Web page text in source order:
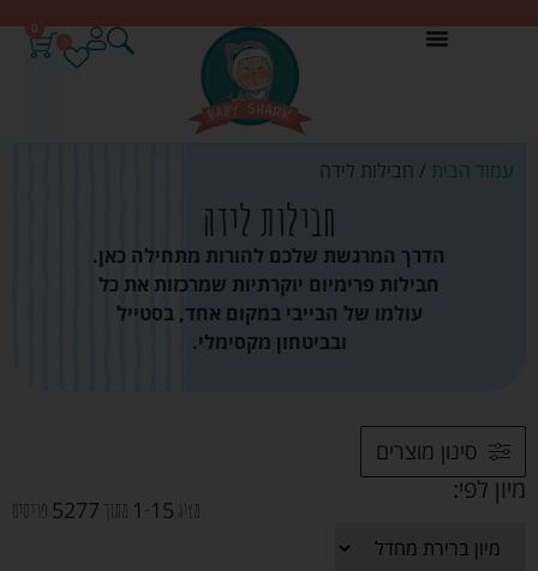
0
עמוד הבית / חבילות לידה
חבילות לידה
הדרך המרגשת שלכם להורות מתחילה כאן.
חבילות פרימיום יוקרתיות שמרכזות את כל
עולמו של הבייבי במקום אחד, בסטייל
ובביטחון מקסימלי.
סינון מוצרים
מיון לפי:
מציג 1 -15 מתוך 5277 פריטים